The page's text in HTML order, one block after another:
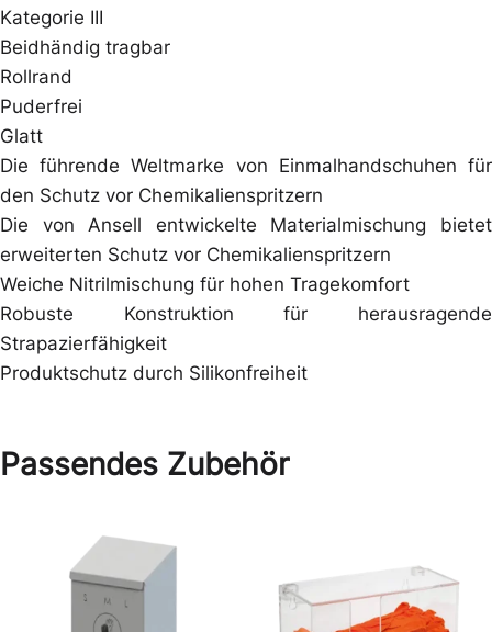
Kategorie III
Beidhändig tragbar
Rollrand
Puderfrei
Glatt
Die führende Weltmarke von Einmalhandschuhen für
den Schutz vor Chemikalienspritzern
Die von Ansell entwickelte Materialmischung bietet
erweiterten Schutz vor Chemikalienspritzern
Weiche Nitrilmischung für hohen Tragekomfort
Robuste Konstruktion für herausragende
Strapazierfähigkeit
Produktschutz durch Silikonfreiheit
Passendes Zubehör